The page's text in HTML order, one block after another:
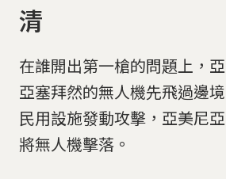
清
在誰開出第一槍的問題上，
亞塞拜然的無人機先飛過邊
民用設施發動攻擊，亞美尼
將無人機擊落。